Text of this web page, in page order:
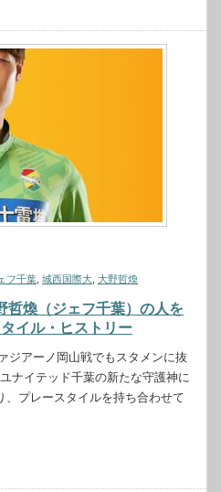
フ千葉 城西国際大 大野哲煥
哲煥（ジェフ千葉）の人を
イル・ヒストリー
ジアーノ岡山戦でもスタメンに抜
ナイテッド千葉の新たな守護神に
、プレースタイルを持ち合わせて